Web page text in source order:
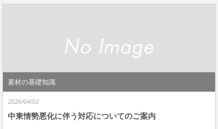
素材の基礎知識
2026/04/02
中東情勢悪化に伴う対応についてのご案内